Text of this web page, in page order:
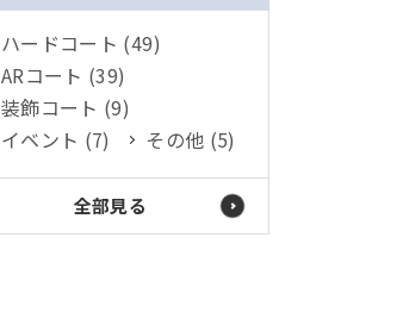
ハードコート (49)
ARコート (39)
装飾コート (9)
イベント (7)
その他 (5)
全部見る